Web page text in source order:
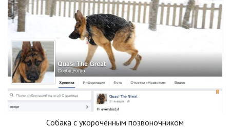
Собака с укороченным позвоночником